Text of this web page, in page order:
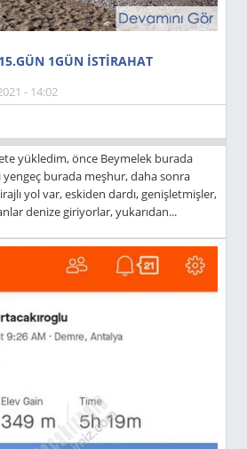
1GÜN İSTİRAHAT
- 14:02
yükledim, önce Beymelek burada
burada meşhur, daha sonra
yol var, eskiden dardı, genişletmişler,
denize giriyorlar, yukarıdan...